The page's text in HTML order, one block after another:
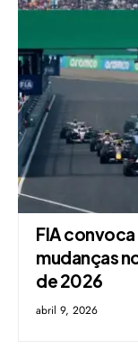
FIA
mudanças
de 2026
abril 9, 2026